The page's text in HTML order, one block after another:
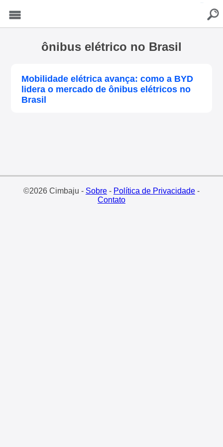
ônibus elétrico no Brasil
Mobilidade elétrica avança: como a BYD
lidera o mercado de ônibus elétricos no
Brasil
©2026 Cimbaju - Sobre- Política de Privacidade-
Contato